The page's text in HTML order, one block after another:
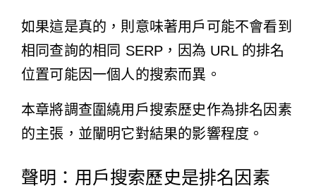
如果這是真的，則意味著用戶可能不會看到
相同查詢的相同 SERP，因為 URL 的排名
位置可能因一個人的搜索而異。
本章將調查圍繞用戶搜索歷史作為排名因素
的主張，並闡明它對結果的影響程度。
聲明：用戶搜索歷史是排名因素